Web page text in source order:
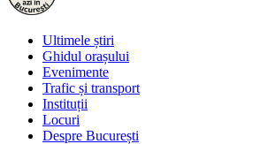
Ultimele știri
Ghidul orașului
Evenimente
Trafic și transport
Instituții
Locuri
Despre București